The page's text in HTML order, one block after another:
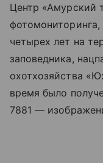
Центр «Амурский
четырех лет на
заповедника,
охотхозяйства
время было
7881 —